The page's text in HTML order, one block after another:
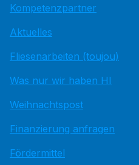
Kompetenzpartner
Aktuelles
Fliesenarbeiten (toujou)
Was nur wir haben HI
Weihnachtspost
Finanzierung anfragen
Fördermittel